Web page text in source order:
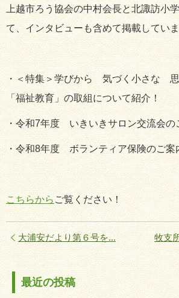
上越市ろう協会の中村会長と北諏訪小
て、インタビューも含めて掲載していま
・＜特集＞学びから 気づく小さな
「福祉教育」の取組について紹介！
・令和7年度 いきいきサロン交流会の
・令和8年度 ボランティア保険のご案
こちらから ご覧ください！
大浦安だより第６号を... 牧支
最近の投稿